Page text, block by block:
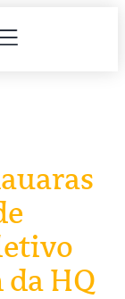
HQ